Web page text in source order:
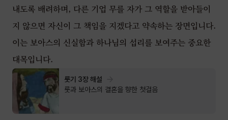
내도록 배려하며, 다른 기업 무를 자가 그 역할을 받아들이
지 않으면 자신이 그 책임을 지겠다고 약속하는 장면입니다.
이는 보아스의 신실함과 하나님의 섭리를 보여주는 중요한
대목입니다.
룻기 3장 해설
룻과 보아스의 결혼을 향한 첫걸음